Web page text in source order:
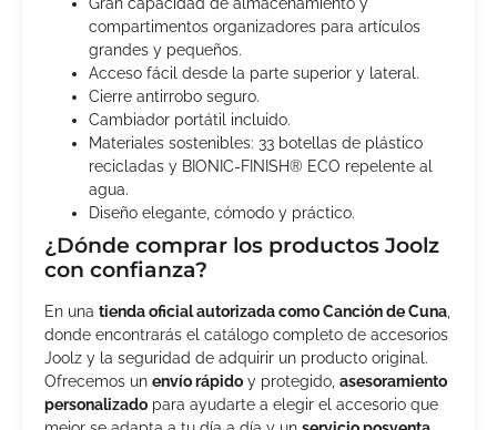
compartimentos organizadores para artículos
grandes y pequeños.
Acceso fácil desde la parte superior y lateral.
Cierre antirrobo seguro.
Cambiador portátil incluido.
Materiales sostenibles: 33 botellas de plástico
recicladas y BIONIC-FINISH® ECO repelente al
agua.
Diseño elegante, cómodo y práctico.
¿Dónde comprar los productos Joolz
con confianza?
En una tienda oficial autorizada como Canción de Cuna
donde encontrarás el catálogo completo de accesorios
Joolz y la seguridad de adquirir un producto original.
Ofrecemos un envío rápido y protegido, asesoramiento
personalizado para ayudarte a elegir el accesorio que